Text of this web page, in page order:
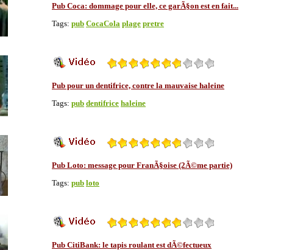
Pub Coca: dommage pour elle, ce garÃ§on est en fait...
Tags: pub CocaCola plage pretre
Pub pour un dentifrice, contre la mauvaise haleine
Tags: pub dentifrice haleine
Pub Loto: message pour FranÃ§oise (2Ã©me partie)
Tags: pub loto
Pub CitiBank: le tapis roulant est dÃ©fectueux